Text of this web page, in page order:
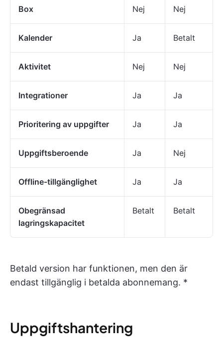
Box Nej Nej
Kalender Ja Betalt
Aktivitet Nej Nej
Integrationer Ja Ja
Prioritering av uppgifter Ja Ja
Uppgiftsberoende Ja Nej
Offline-tillgänglighet Ja Ja
Obegränsad
lagringskapacitet
Betalt Betalt
Betald version har funktionen, men den är
endast tillgänglig i betalda abonnemang. *
Uppgiftshantering